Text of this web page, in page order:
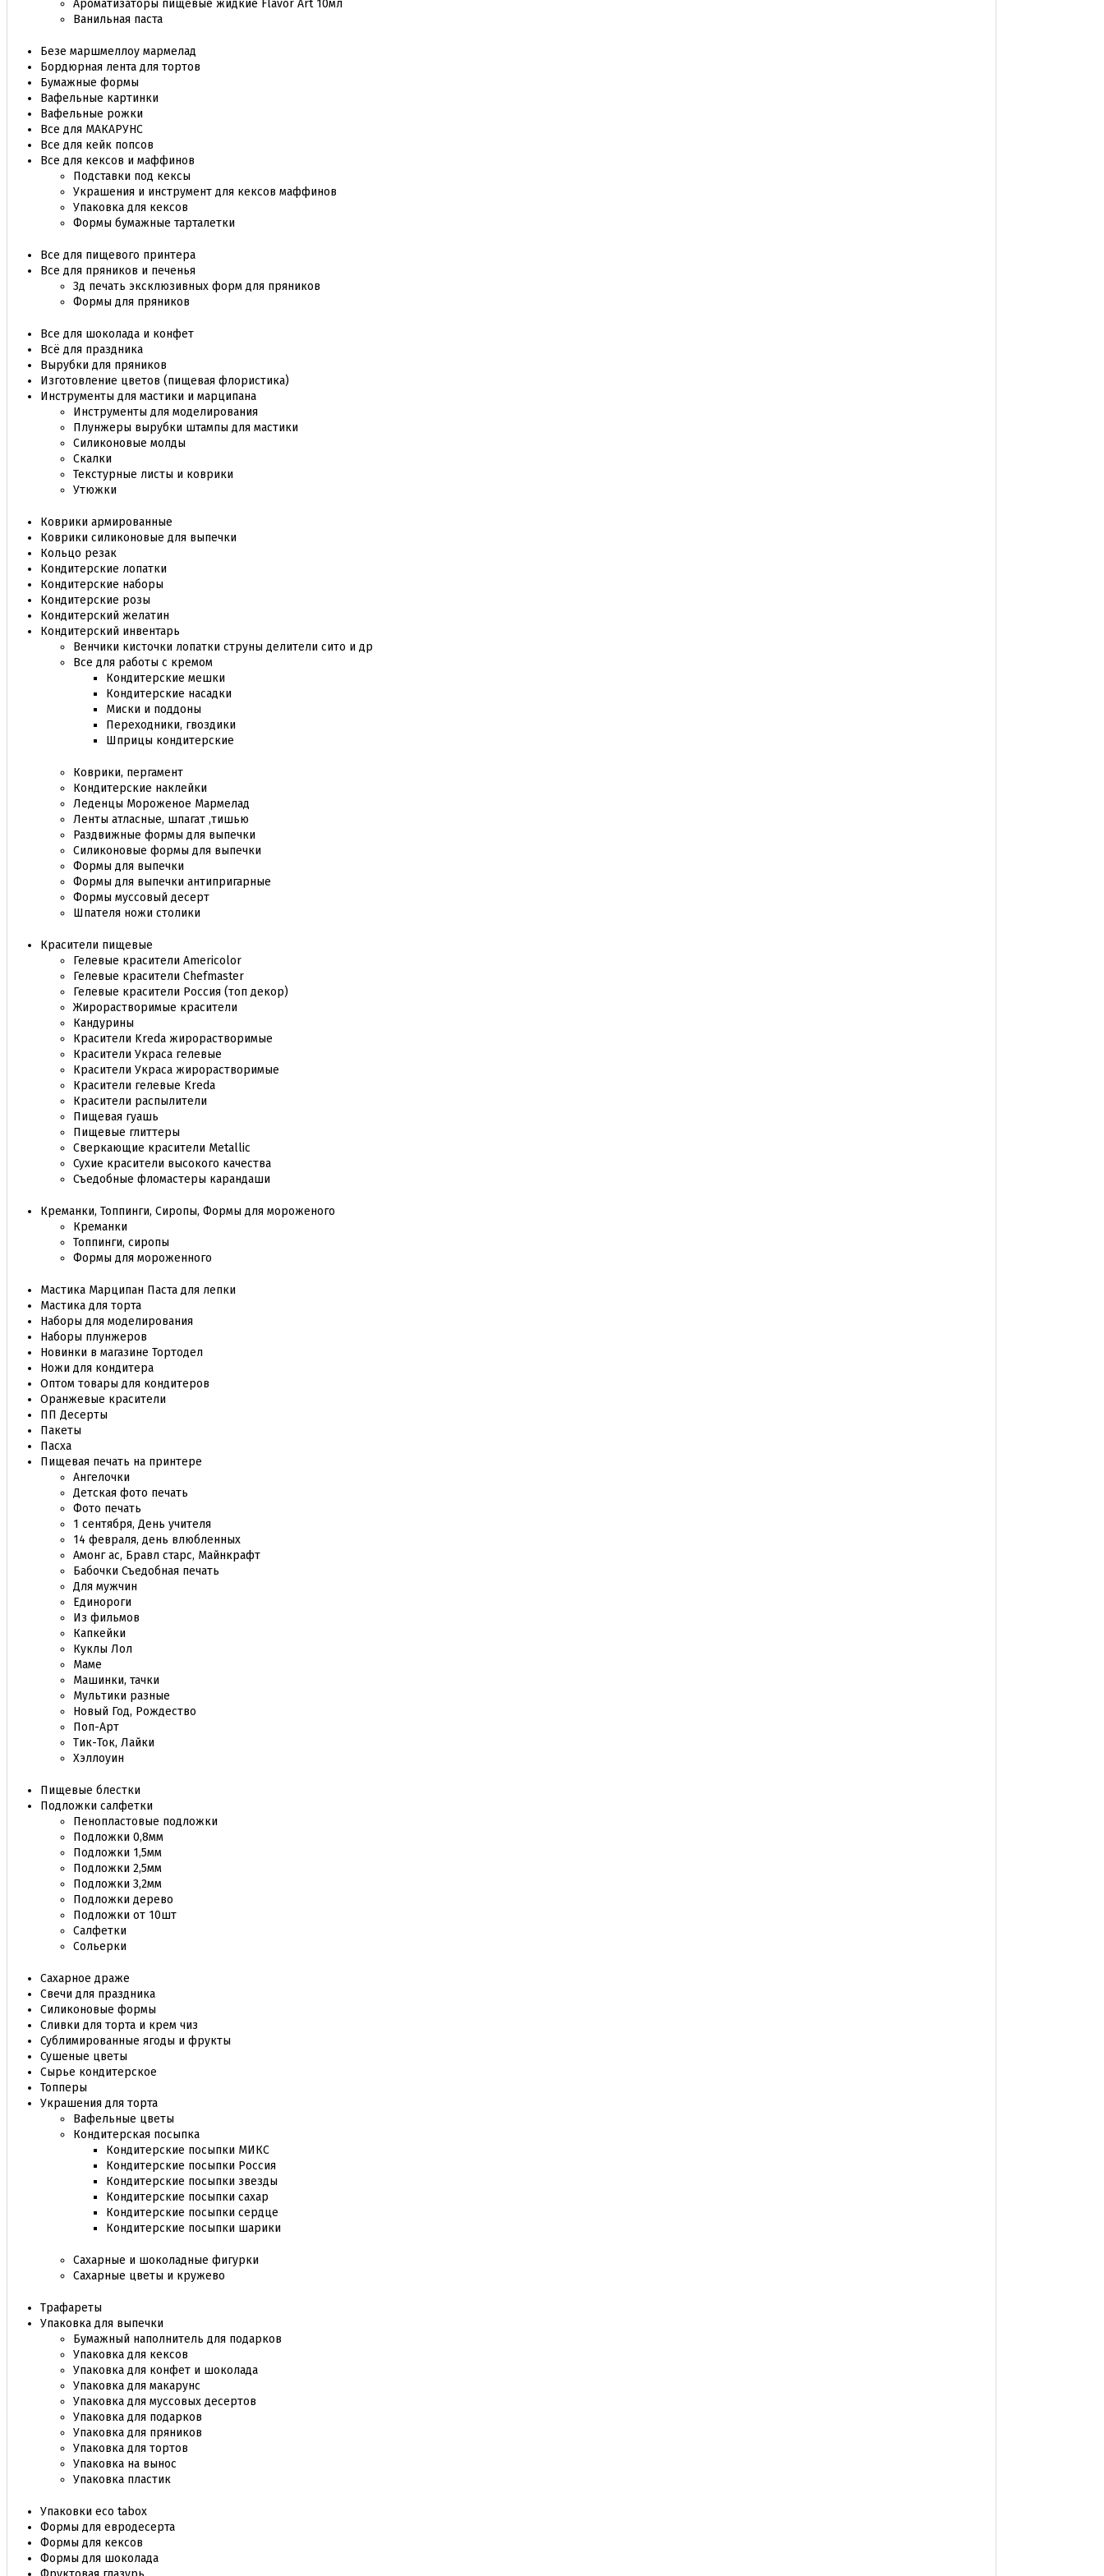
Ароматизаторы пищевые жидкие Flavor Art 10мл
Ванильная паста
Безе маршмеллоу мармелад
Бордюрная лента для тортов
Бумажные формы
Вафельные картинки
Вафельные рожки
Все для МАКАРУНС
Все для кейк попсов
Все для кексов и маффинов
Подставки под кексы
Украшения и инструмент для кексов маффинов
Упаковка для кексов
Формы бумажные тарталетки
Все для пищевого принтера
Все для пряников и печенья
3д печать эксклюзивных форм для пряников
Формы для пряников
Все для шоколада и конфет
Всё для праздника
Вырубки для пряников
Изготовление цветов (пищевая флористика)
Инструменты для мастики и марципана
Инструменты для моделирования
Плунжеры вырубки штампы для мастики
Силиконовые молды
Скалки
Текстурные листы и коврики
Утюжки
Коврики армированные
Коврики силиконовые для выпечки
Кольцо резак
Кондитерские лопатки
Кондитерские наборы
Кондитерские розы
Кондитерский желатин
Кондитерский инвентарь
Венчики кисточки лопатки струны делители сито и др
Все для работы с кремом
Кондитерские мешки
Кондитерские насадки
Миски и поддоны
Переходники, гвоздики
Шприцы кондитерские
Коврики, пергамент
Кондитерские наклейки
Леденцы Мороженое Мармелад
Ленты атласные, шпагат ,тишью
Раздвижные формы для выпечки
Силиконовые формы для выпечки
Формы для выпечки
Формы для выпечки антипригарные
Формы муссовый десерт
Шпателя ножи столики
Красители пищевые
Гелевые красители Americolor
Гелевые красители Chefmaster
Гелевые красители Россия (топ декор)
Жирорастворимые красители
Кандурины
Красители Kreda жирорастворимые
Красители Украса гелевые
Красители Украса жирорастворимые
Красители гелевые Kreda
Красители распылители
Пищевая гуашь
Пищевые глиттеры
Сверкающие красители Metallic
Сухие красители высокого качества
Съедобные фломастеры карандаши
Креманки, Топпинги, Сиропы, Формы для мороженого
Креманки
Топпинги, сиропы
Формы для мороженного
Мастика Марципан Паста для лепки
Мастика для торта
Наборы для моделирования
Наборы плунжеров
Новинки в магазине Тортодел
Ножи для кондитера
Оптом товары для кондитеров
Оранжевые красители
ПП Десерты
Пакеты
Пасха
Пищевая печать на принтере
Ангелочки
Детская фото печать
Фото печать
1 сентября, День учителя
14 февраля, день влюбленных
Амонг ас, Бравл старс, Майнкрафт
Бабочки Съедобная печать
Для мужчин
Единороги
Из фильмов
Капкейки
Куклы Лол
Маме
Машинки, тачки
Мультики разные
Новый Год, Рождество
Поп-Арт
Тик-Ток, Лайки
Хэллоуин
Пищевые блестки
Подложки салфетки
Пенопластовые подложки
Подложки 0,8мм
Подложки 1,5мм
Подложки 2,5мм
Подложки 3,2мм
Подложки дерево
Подложки от 10шт
Салфетки
Сольерки
Сахарное драже
Свечи для праздника
Силиконовые формы
Сливки для торта и крем чиз
Сублимированные ягоды и фрукты
Сушеные цветы
Сырье кондитерское
Топперы
Украшения для торта
Вафельные цветы
Кондитерская посыпка
Кондитерские посыпки МИКС
Кондитерские посыпки Россия
Кондитерские посыпки звезды
Кондитерские посыпки сахар
Кондитерские посыпки сердце
Кондитерские посыпки шарики
Сахарные и шоколадные фигурки
Сахарные цветы и кружево
Трафареты
Упаковка для выпечки
Бумажный наполнитель для подарков
Упаковка для кексов
Упаковка для конфет и шоколада
Упаковка для макарунс
Упаковка для муссовых десертов
Упаковка для подарков
Упаковка для пряников
Упаковка для тортов
Упаковка на вынос
Упаковка пластик
Упаковки eco tabox
Формы для евродесерта
Формы для кексов
Формы для шоколада